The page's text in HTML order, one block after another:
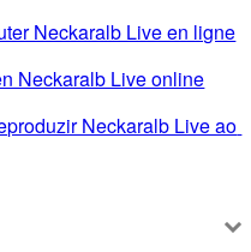
Neckaralb Live en ligne
Neckaralb Live online
Neckaralb Live ao